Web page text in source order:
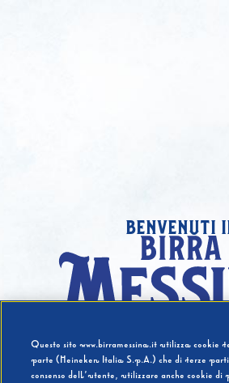
benvenuti
Hai compiuto
Questo sito www.birramessina.it utilizza cookie
parte (Heineken Italia S.p.A.) che di terze
consenso dell’utente, utilizzare anche cookie di